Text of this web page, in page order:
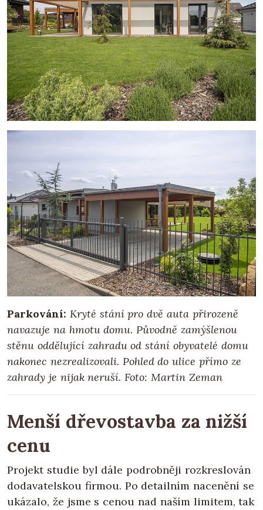
Parkování: Kryté stání pro dvě auta přirozeně
navazuje na hmotu domu. Původně zamýšlenou
stěnu oddělující zahradu od stání obyvatelé domu
nakonec nezrealizovali. Pohled do ulice přímo ze
zahrady je nijak neruší. Foto: Martin Zeman
Menší dřevostavba za nižší
cenu
Projekt studie byl dále podrobněji rozkreslován
dodavatelskou firmou. Po detailním nacenění se
ukázalo, že jsme s cenou nad naším limitem, tak